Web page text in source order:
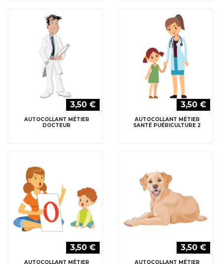
3,50 €
AUTOCOLLANT MÉTIER
DOCTEUR
3,50 €
AUTOCOLLANT MÉTIER
SANTÉ PUÉRICULTURE 2
3,50 €
AUTOCOLLANT MÉTIER
3,50 €
AUTOCOLLANT MÉTIER